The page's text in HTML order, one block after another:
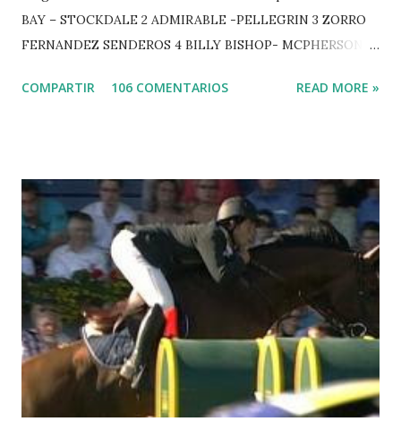
BAY – STOCKDALE 2 ADMIRABLE -PELLEGRIN 3 ZORRO
FERNANDEZ SENDEROS 4 BILLY BISHOP- MCPHERSON 5
-EPAILLARD 7 GIG AMAI M WHITAKER 8 SILVANA DU
POWER - MILLAR 5 ARMANIE -VOORN 6 QUERLYBET
HERO -LEJAUNE 7 MO CHROI - O’BRIEN 8 CARMENA Z -
BREEN 9 JALLA DE GAVIERE -RAMZY AL DUHAMI 10
NOVEL -PHILIPPAERTS 3 triple 1 LATE NIGHT -LEVY 2 K
CLUB LADY -O’CONNOR 3 QUICK STUDY - HOUGH 4
LORENZO -AHLMANN 5 L’ESPOIR -GULLIKSEN 6
TOPINAMBOUR -LEPREVOST 7 WISCONSIN 111 -MOYA 8
INTERTOY Z - BRASH 9 HERALD –CORDON 10 SELDANA
DI CAMPALTO -SHARBATLY Vuelta Triunfal... el ganador
del Gran Premio en su vuelta de honor
COMPARTIR 106 COMENTARIOS READ MORE »